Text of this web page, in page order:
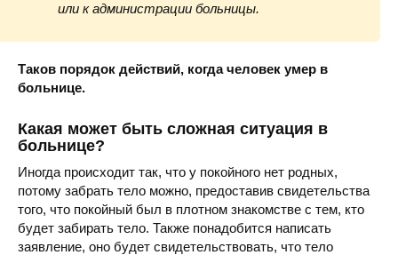
или к администрации больницы.
Таков порядок действий, когда человек умер в
больнице.
Какая может быть сложная ситуация в
больнице?
Иногда происходит так, что у покойного нет родных,
потому забрать тело можно, предоставив свидетельства
того, что покойный был в плотном знакомстве с тем, кто
будет забирать тело. Также понадобится написать
заявление, оно будет свидетельствовать, что тело